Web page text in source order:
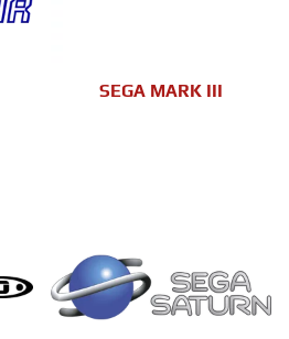
SEGA MARK III